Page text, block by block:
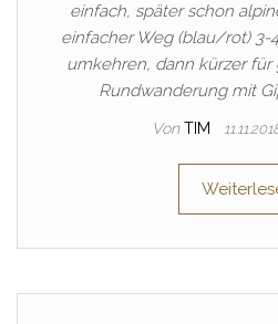
einfach, später schon
einfacher Weg (blau/rot) 3-
umkehren, dann kürzer für
Rundwanderung mit
Von TIM